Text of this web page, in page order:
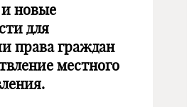
новые
для
права граждан
местного